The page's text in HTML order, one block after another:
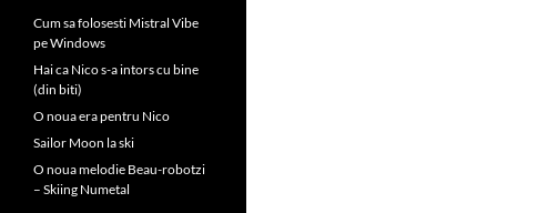
Cum sa folosesti Mistral Vibe
pe Windows
Hai ca Nico s-a intors cu bine
(din biti)
O noua era pentru Nico
Sailor Moon la ski
O noua melodie Beau-robotzi
– Skiing Numetal